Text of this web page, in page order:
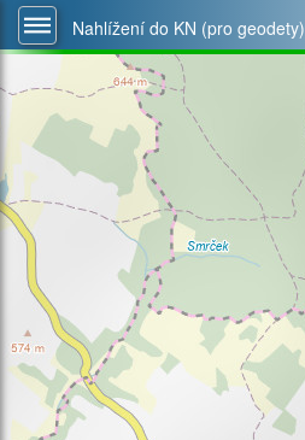
Nahlížení do KN (pro geodety)